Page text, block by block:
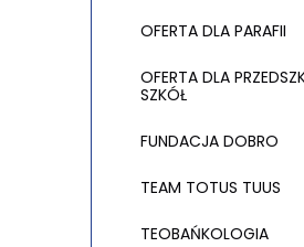
OFERTA DLA PARAFII
OFERTA DLA
SZKÓŁ
FUNDACJA DOBRO
TEAM TOTUS TUUS
TEOBAŃKOLOGIA